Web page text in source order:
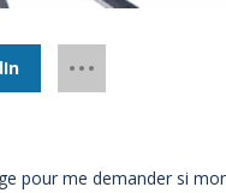
pour me demander si